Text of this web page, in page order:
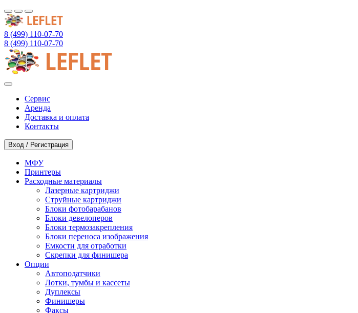
8 (499) 110-07-70
8 (499) 110-07-70
Сервис
Аренда
Доставка и оплата
Контакты
Вход / Регистрация
МФУ
Принтеры
Расходные материалы
Лазерные картриджи
Струйные картриджи
Блоки фотобарабанов
Блоки девелоперов
Блоки термозакрепления
Блоки переноса изображения
Емкости для отработки
Скрепки для финишера
Опции
Автоподатчики
Лотки, тумбы и кассеты
Дуплексы
Финишеры
Факсы